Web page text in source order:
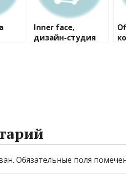
Inner face,
дизайн-студия
Обязательные поля